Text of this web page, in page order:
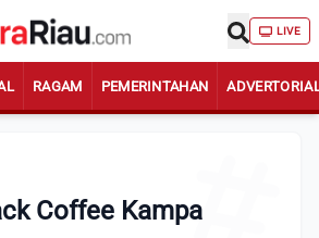
LIVE
RAGAM PEMERINTAHAN
Coffee Kampa